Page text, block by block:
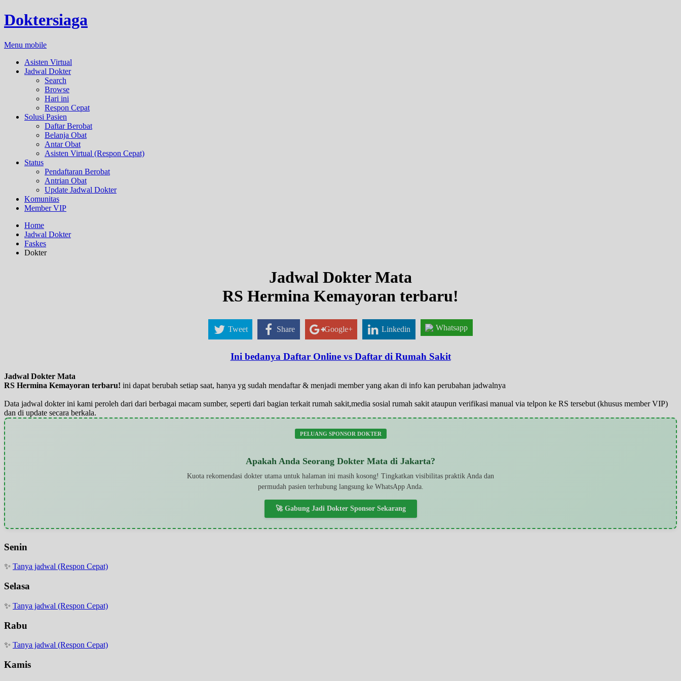
Doktersiaga
Menu mobile
Asisten Virtual
Jadwal Dokter
Search
Browse
Hari ini
Respon Cepat
Solusi Pasien
Daftar Berobat
Belanja Obat
Antar Obat
Asisten Virtual (Respon Cepat)
Status
Pendaftaran Berobat
Antrian Obat
Update Jadwal Dokter
Komunitas
Member VIP
Home
Jadwal Dokter
Faskes
Dokter
Jadwal Dokter Mata
RS Hermina Kemayoran terbaru!
Tweet Share Google+ Linkedin Whatsapp
Ini bedanya Daftar Online vs Daftar di Rumah Sakit
Jadwal Dokter Mata
RS Hermina Kemayoran terbaru! ini dapat berubah setiap saat, hanya yg sudah mendaftar & menjadi member yang akan di info kan perubahan jadwalnya
Data jadwal dokter ini kami peroleh dari dari berbagai macam sumber, seperti dari bagian terkait rumah sakit,media sosial rumah sakit ataupun verifikasi manual via telpon ke RS tersebut (khusus member VIP)
dan di update secara berkala.
PELUANG SPONSOR DOKTER
Apakah Anda Seorang Dokter Mata di Jakarta?
Kuota rekomendasi dokter utama untuk halaman ini masih kosong! Tingkatkan visibilitas praktik Anda dan
permudah pasien terhubung langsung ke WhatsApp Anda.
🚀 Gabung Jadi Dokter Sponsor Sekarang
Senin
✨ Tanya jadwal (Respon Cepat)
Selasa
✨ Tanya jadwal (Respon Cepat)
Rabu
✨ Tanya jadwal (Respon Cepat)
Kamis